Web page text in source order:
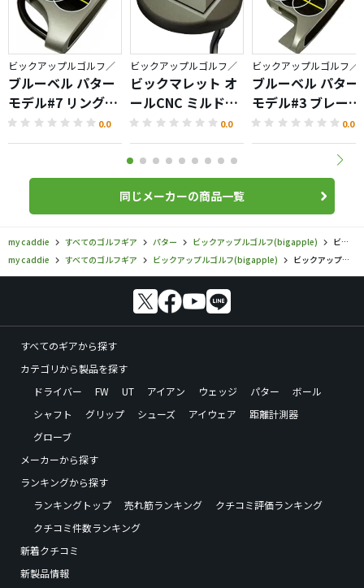
ビックアップルゴルフ／
ブルーベル パター
モデル#7 リング付
マレットタイプ 0.0
ビックアップルゴルフ／
ビックマレット オ
ールCNC ミルドパ
ター
0.0
ビックアップルゴルフ／
ブルーベル パター
モデル#3 ブレード
タイプ
0.0
同じメーカーの商品一覧
my caddie すべてのゴルフギア パター ビックアップルゴルフ(bigapple)
ビックアップルゴルフ／／ブルーベル パター モデル#4 マレットタイプの口コミ評価
my caddie
すべてのゴルフギア ビックアップルゴルフ(bigapple) ビックアップルゴルフ／／ブルーベル パター モデル#4 マレットタイプの口コミ評価
すべてのギアから探す
カテゴリから製品を探す
ドライバー
FW UT アイアン ウェッジ パター
ボール
シャフト
グリップ シューズ アイウェア
距離計測器
グローブ
メーカーから探す
ランキングから探す
ランキングトップ
売れ筋ランキング
クチコミ評価ランキング
クチコミ件数ランキング
新着クチコミ
新製品情報